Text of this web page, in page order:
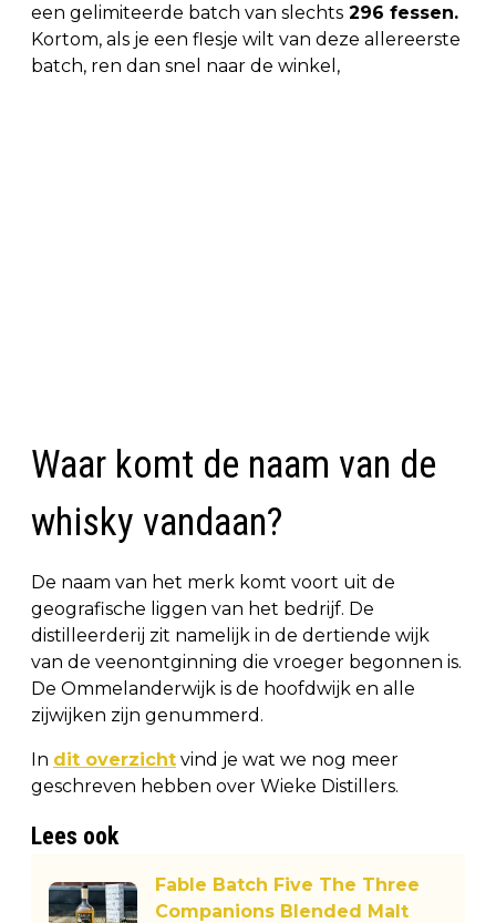
een gelimiteerde batch van slechts 296 fessen.
Kortom, als je een flesje wilt van deze allereerste
batch, ren dan snel naar de winkel,
Waar komt de naam van de
whisky vandaan?
De naam van het merk komt voort uit de
geografische liggen van het bedrijf. De
distilleerderij zit namelijk in de dertiende wijk
van de veenontginning die vroeger begonnen is.
De Ommelanderwijk is de hoofdwijk en alle
zijwijken zijn genummerd.
In dit overzicht vind je wat we nog meer
geschreven hebben over Wieke Distillers.
Lees ook
Fable Batch Five The Three
Companions Blended Malt